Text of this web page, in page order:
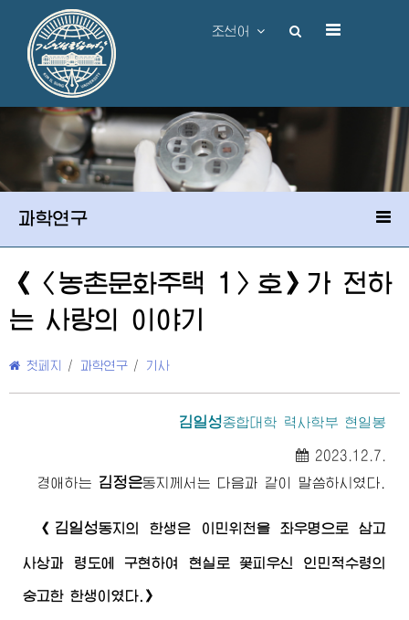
조선어
과학연구
《〈농촌문화주택 1〉호》가 전하
는 사랑의 이야기
첫페지 / 과학연구 / 기사
김일성종합대학 력사학부 현일봉
2023.12.7.
경애하는 김정은동지께서 는 다음과 같이 말씀하시였다.
《 김일성동지의 한생은 이민위천을 좌우명으로 삼고
사상과 령도에 구현하여 현실로 꽃피우신 인민적수령의
숭고한 한생이였다.》